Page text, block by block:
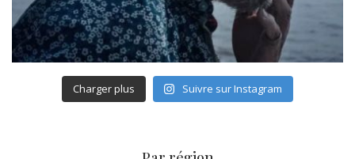
Charger plus Suivre sur Instagram